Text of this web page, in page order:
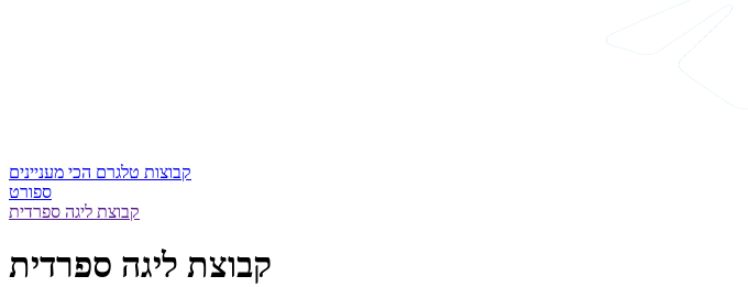
קבוצות טלגרם הכי מעניינים
ספורט
קבוצת ליגה ספרדית
קבוצת ליגה ספרדית